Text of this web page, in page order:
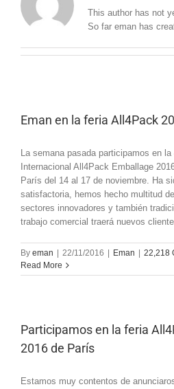
This author has not
So far eman has
Eman en la feria All4Pack
La semana pasada participamos en
Internacional All4Pack Emballage
París del 14 al 17 de noviembre. Ha
satisfactoria, hemos hecho multitud
sectores innovadores y también
trabajo comercial traerá nuevos
By eman 22/11/2016 Eman
22,218
Read More
Participamos en la feria
2016 de París
Estamos muy contentos de